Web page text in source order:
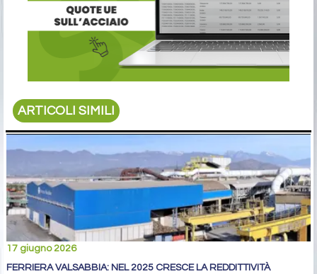
ARTICOLI SIMILI
17 giugno 2026
FERRIERA VALSABBIA: NEL 2025 CRESCE LA REDDITTIVITÀ